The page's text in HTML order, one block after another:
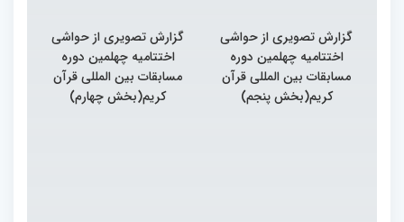
گزارش تصویری از حواشی
اختتامیه چهلمین دوره
مسابقات بین المللی قرآن
کریم(بخش پنجم)
گزارش تصویری از حواشی
اختتامیه چهلمین دوره
مسابقات بین المللی قرآن
کریم(بخش چهارم)